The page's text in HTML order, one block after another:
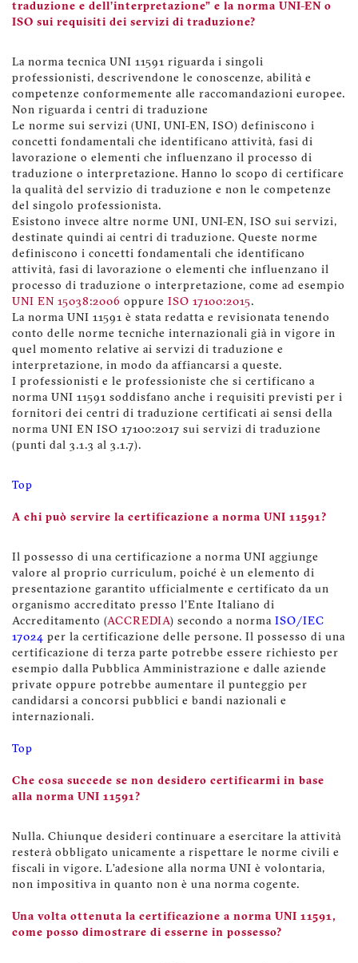
traduzione e dell’interpretazione” e la norma UNI-EN o
ISO sui requisiti dei servizi di traduzione?
La norma tecnica UNI 11591 riguarda i singoli
professionisti, descrivendone le conoscenze, abilità e
competenze conformemente alle raccomandazioni europee.
Non riguarda i centri di traduzione
Le norme sui servizi (UNI, UNI-EN, ISO) definiscono i
concetti fondamentali che identificano attività, fasi di
lavorazione o elementi che influenzano il processo di
traduzione o interpretazione. Hanno lo scopo di certificare
la qualità del servizio di traduzione e non le competenze
del singolo professionista.
Esistono invece altre norme UNI, UNI-EN, ISO sui servizi,
destinate quindi ai centri di traduzione. Queste norme
definiscono i concetti fondamentali che identificano
attività, fasi di lavorazione o elementi che influenzano il
processo di traduzione o interpretazione, come ad esempio
UNI EN 15038:2006 oppure ISO 17100:2015.
La norma UNI 11591 è stata redatta e revisionata tenendo
conto delle norme tecniche internazionali già in vigore in
quel momento relative ai servizi di traduzione e
interpretazione, in modo da affiancarsi a queste.
I professionisti e le professioniste che si certificano a
norma UNI 11591 soddisfano anche i requisiti previsti per i
fornitori dei centri di traduzione certificati ai sensi della
norma UNI EN ISO 17100:2017 sui servizi di traduzione
(punti dal 3.1.3 al 3.1.7).
Top
A chi può servire la certificazione a norma UNI 11591?
Il possesso di una certificazione a norma UNI aggiunge
valore al proprio curriculum, poiché è un elemento di
presentazione garantito ufficialmente e certificato da un
organismo accreditato presso l'Ente Italiano di
Accreditamento (ACCREDIA) secondo a norma ISO/IEC
17024 per la certificazione delle persone. Il possesso di una
certificazione di terza parte potrebbe essere richiesto per
esempio dalla Pubblica Amministrazione e dalle aziende
private oppure potrebbe aumentare il punteggio per
candidarsi a concorsi pubblici e bandi nazionali e
internazionali.
Top
Che cosa succede se non desidero certificarmi in base
alla norma UNI 11591?
Nulla. Chiunque desideri continuare a esercitare la attività
resterà obbligato unicamente a rispettare le norme civili e
fiscali in vigore. L’adesione alla norma UNI è volontaria,
non impositiva in quanto non è una norma cogente.
Una volta ottenuta la certificazione a norma UNI 11591,
come posso dimostrare di esserne in possesso?